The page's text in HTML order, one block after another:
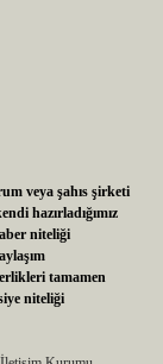
veya şahıs şirketi
hazırladığımız
niteliği
tamamen
niteliği